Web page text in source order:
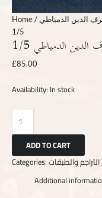
Home/ الدين الدمياطي
1/5
الدمياطي 1/5
£85.00
Availability: In stock
ADD TO CART
Categories:
,التراجم والطبقات
Additional